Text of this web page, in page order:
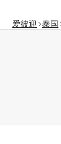
爱彼迎 泰国